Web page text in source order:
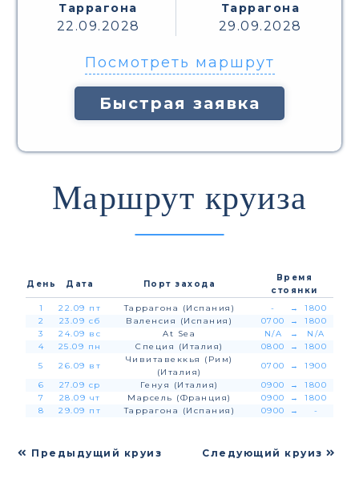
Таррагона
22.09.2028
Таррагона
29.09.2028
Посмотреть маршрут
Быстрая заявка
Маршрут круиза
День Дата Порт захода
Время
стоянки
1
22.09 пт Таррагона (Испания) - →
1800
2
23.09 сб Валенсия (Испания) 0700 →
1800
3
24.09 вс At Sea N/A →
N/A
4
25.09 пн Специя (Италия) 0800 →
1800
5
26.09 вт
Чивитавеккья (Рим)
(Италия)
0700 →
1900
6
27.09 ср Генуя (Италия) 0900 →
1800
7
28.09 чт Марсель (Франция) 0900 →
1800
8
29.09 пт Таррагона (Испания) 0900 → -
Предыдущий круиз Следующий круиз